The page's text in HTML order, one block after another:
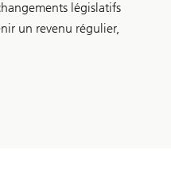
législatifs
un revenu régulier,